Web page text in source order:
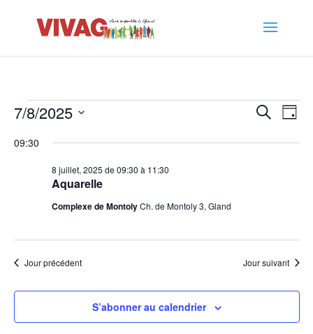
Évènements
8
juillet,
2025
Recherche
de
Jour
7/8/2025
une
09:30
Aquarelle
8 juillet, 2025 de 09:30 à 11:30
Complexe de MontolyCh. de Montoly 3, Gland
Jour précédent Jour suivant
S’abonner au calendrier